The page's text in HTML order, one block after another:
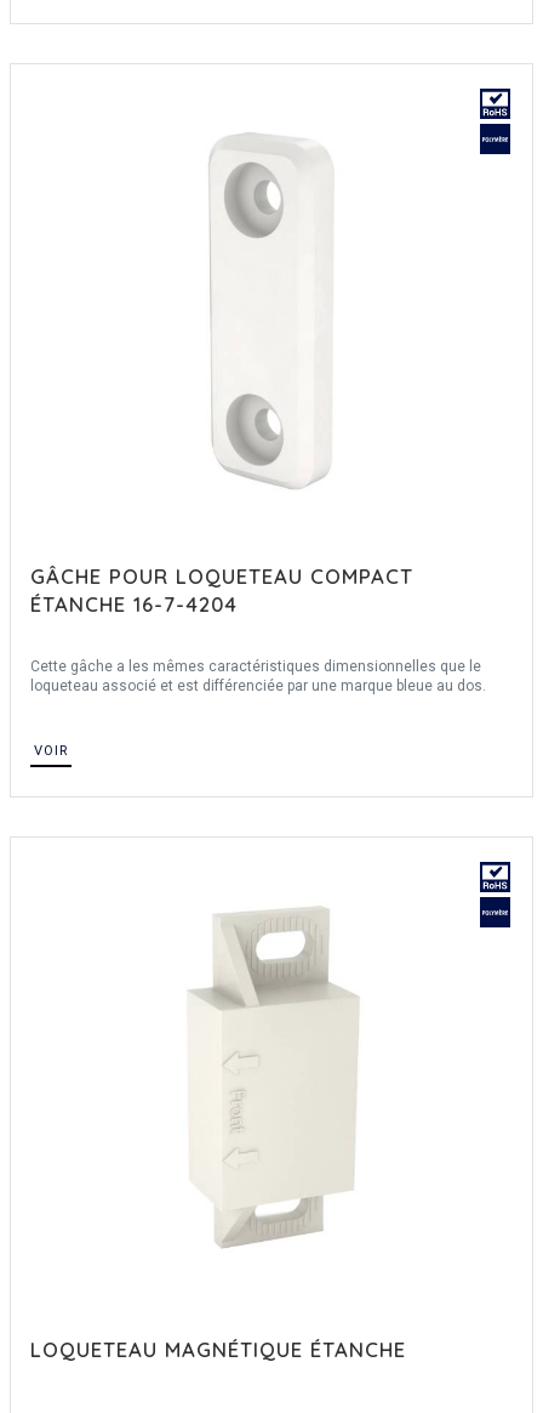
GÂCHE POUR LOQUETEAU COMPACT
ÉTANCHE 16-7-4204
Cette gâche a les mêmes caractéristiques dimensionnelles que le
loqueteau associé et est différenciée par une marque bleue au dos.
VOIR
LOQUETEAU MAGNÉTIQUE ÉTANCHE